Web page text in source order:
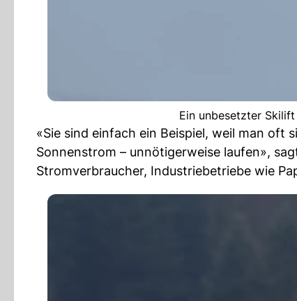
Ein unbesetzter
«Sie sind einfach ein Beispiel, weil man oft
Sonnenstrom – unnötigerweise laufen»,
Stromverbraucher, Industriebetriebe wie